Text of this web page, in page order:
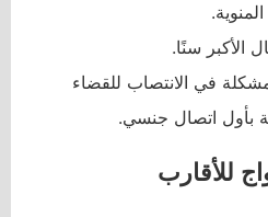
الأكبر سنًا.
في الانتصاب للقضاء
بأول اتصال جنسي.
للأقارب